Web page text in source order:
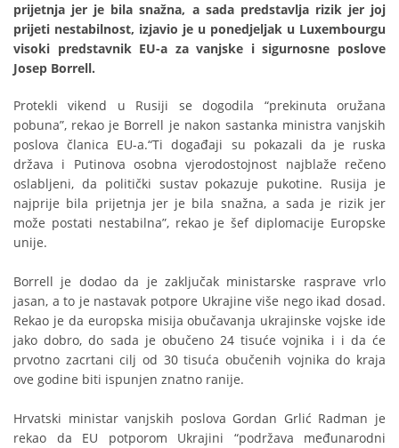
prijetnja jer je bila snažna, a sada predstavlja rizik jer joj
prijeti nestabilnost, izjavio je u ponedjeljak u Luxembourgu
visoki predstavnik EU-a za vanjske i sigurnosne poslove
Josep Borrell.
Protekli vikend u Rusiji se dogodila “prekinuta oružana
pobuna”, rekao je Borrell je nakon sastanka ministra vanjskih
poslova članica EU-a.“Ti događaji su pokazali da je ruska
država i Putinova osobna vjerodostojnost najblaže rečeno
oslabljeni, da politički sustav pokazuje pukotine. Rusija je
najprije bila prijetnja jer je bila snažna, a sada je rizik jer
može postati nestabilna”, rekao je šef diplomacije Europske
unije.
Borrell je dodao da je zaključak ministarske rasprave vrlo
jasan, a to je nastavak potpore Ukrajine više nego ikad dosad.
Rekao je da europska misija obučavanja ukrajinske vojske ide
jako dobro, do sada je obučeno 24 tisuće vojnika i i da će
prvotno zacrtani cilj od 30 tisuća obučenih vojnika do kraja
ove godine biti ispunjen znatno ranije.
Hrvatski ministar vanjskih poslova Gordan Grlić Radman je
rekao da EU potporom Ukrajini “podržava međunarodni